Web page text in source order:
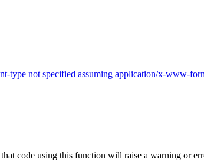
type not specified assuming application/x-www-
code using this function will raise a warning or